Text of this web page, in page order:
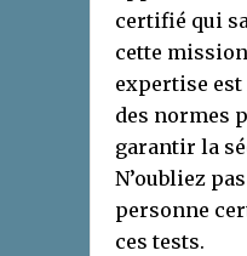
certifié qui
cette
expertise
des normes
garantir la
N’oubliez
personne
ces tests.